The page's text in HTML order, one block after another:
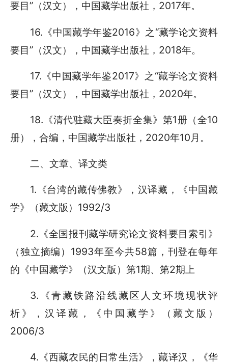
要目”（汉文），中国藏学出版社，2017年。
16.《中国藏学年鉴2016》之“藏学论文资料
要目”（汉文），中国藏学出版社，2018年。
17.《中国藏学年鉴2017》之“藏学论文资料
要目”（汉文），中国藏学出版社，2020年。
18.《清代驻藏大臣奏折全集》第1册（全10
册），合编，中国藏学出版社，2020年10月。
二、文章、译文类
1.《台湾的藏传佛教》，汉译藏，《中国藏
学》（藏文版）1992/3
2.《全国报刊藏学研究论文资料要目索引》
（独立摘编）1993年至今共58篇，刊登在每年
的《中国藏学》（汉文版）第1期、第2期上
3.《青藏铁路沿线藏区人文环境现状评
析》，汉译藏，《中国藏学》（藏文版）
2006/3
4.《西藏农民的日常生活》，藏译汉，《华